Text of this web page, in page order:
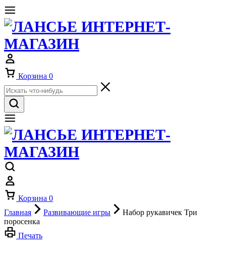
Корзина 0
Корзина 0
Главная
Развивающие игры
Набор рукавичек Три
поросенка
Печать